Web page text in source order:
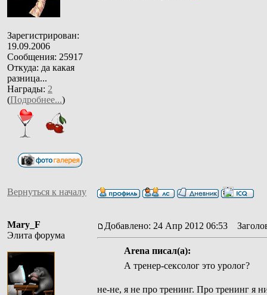
Зарегистрирован:
19.09.2006
Сообщения: 25917
Откуда: да какая
разница...
Награды: 2
(Подробнее...)
Вернуться к началу
Mary_F
Элита форума
Добавлено: 24 Апр 2012 06:53
Arena писал(а):
А тренер-сексолог это уролог?
не-не, я не про тренинг. Про тренинг я